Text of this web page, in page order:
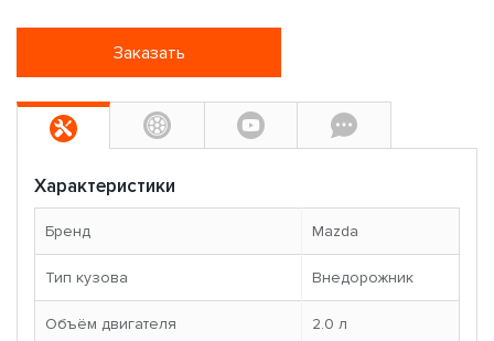
Заказать
Характеристики
Бренд Mazda
Тип кузова Внедорожник
Объём двигателя 2.0 л